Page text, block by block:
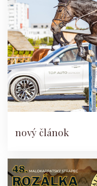
nový článok